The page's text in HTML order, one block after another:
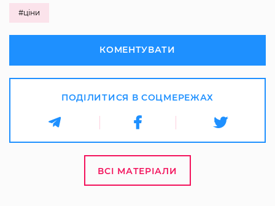
#ціни
КОМЕНТУВАТИ
ПОДІЛИТИСЯ В СОЦМЕРЕЖАХ
ВСІ МАТЕРІАЛИ